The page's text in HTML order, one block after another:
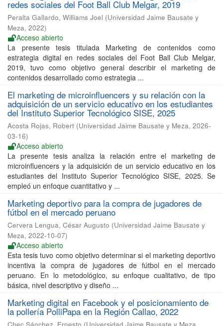
redes sociales del Foot Ball Club Melgar, 2019
Peralta Gallardo, Williams Joel (Universidad Jaime Bausate y
Meza, 2022)
Acceso abierto
La presente tesis titulada Marketing de contenidos como
estrategia digital en redes sociales del Foot Ball Club Melgar,
2019, tuvo como objetivo general describir el marketing de
contenidos desarrollado como estrategia ...
El marketing de microinfluencers y su relación con la
adquisición de un servicio educativo en los estudiantes
del Instituto Superior Tecnológico SISE, 2025
Acosta Rojas, Robert (Universidad Jaime Bausate y Meza, 2026-
03-16)
Acceso abierto
La presente tesis analiza la relación entre el marketing de
microinfluencers y la adquisición de un servicio educativo en los
estudiantes del Instituto Superior Tecnológico SISE, 2025. Se
empleó un enfoque cuantitativo y ...
Marketing deportivo para la compra de jugadores de
fútbol en el mercado peruano
Cervera Lengua, César Augusto (Universidad Jaime Bausate y
Meza, 2022-10-07)
Acceso abierto
Esta tesis tuvo como objetivo determinar si el marketing deportivo
incentiva la compra de jugadores de fútbol en el mercado
peruano. En lo metodológico, su enfoque cualitativo, de tipo
básica, nivel descriptivo y diseño ...
Marketing digital en Facebook y el posicionamiento de
la pollería PolliPapa en la Región Callao, 2022